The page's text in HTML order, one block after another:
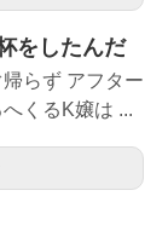
をしたんだ
らず アフター
くるK嬢は ...